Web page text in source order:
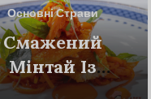
Основні Страви
Смажений
Мінтай Із
Томатним